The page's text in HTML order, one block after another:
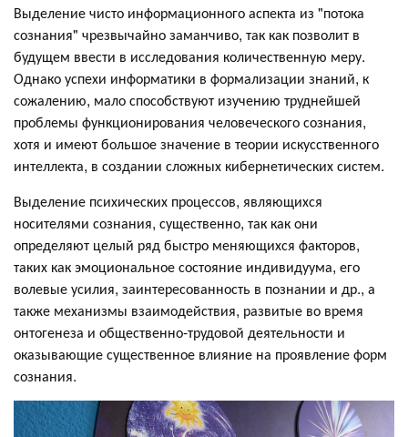
Выделение чисто информационного аспекта из "потока
сознания" чрезвычайно заманчиво, так как позволит в
будущем ввести в исследования количественную меру.
Однако успехи информатики в формализации знаний, к
сожалению, мало способствуют изучению труднейшей
проблемы функционирования человеческого сознания,
хотя и имеют большое значение в теории искусственного
интеллекта, в создании сложных кибернетических систем.
Выделение психических процессов, являющихся
носителями сознания, существенно, так как они
определяют целый ряд быстро меняющихся факторов,
таких как эмоциональное состояние индивидуума, его
волевые усилия, заинтересованность в познании и др., а
также механизмы взаимодействия, развитые во время
онтогенеза и общественно-трудовой деятельности и
оказывающие существенное влияние на проявление форм
сознания.